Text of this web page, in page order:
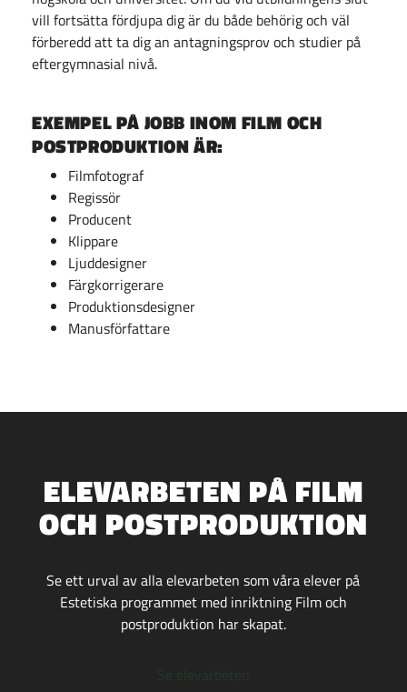
vill fortsätta fördjupa dig är du både behörig och väl
förberedd att ta dig an antagningsprov och studier på
eftergymnasial nivå.
EXEMPEL PÅ JOBB INOM FILM OCH
POSTPRODUKTION ÄR:
Filmfotograf
Regissör
Producent
Klippare
Ljuddesigner
Färgkorrigerare
Produktionsdesigner
Manusförfattare
ELEVARBETEN PÅ FILM
OCH POSTPRODUKTION
Se ett urval av alla elevarbeten som våra elever på
Estetiska programmet med inriktning Film och
postproduktion har skapat.
Se elevarbeten